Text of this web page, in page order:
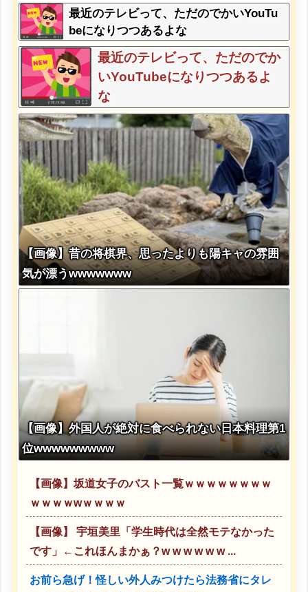
「！？」→結果w w w w w w w w
最近のテレビって、ただのでかいYouTu
beになりつつあるよな
最近のテレビって、ただのでか
いYouTubeになりつつあるよ
な
【画像】昔の将棋界、思ったよりも陽キャの雰囲
気が漂うwwwwwww
【画像】外国人が絶対に食べられない日本料理第1
位wwwwwwwww
【画像】坂道女子のバスト一覧ｗｗｗｗｗｗｗｗ
ｗｗｗｗwｗｗｗｗ
【画像】 宇垣美里「学生時代は全然モテなかった
です」←これほんまかぁ？w w w w w w ...
お前ら急げ！怪しい外人みつけたら法務省にタレ